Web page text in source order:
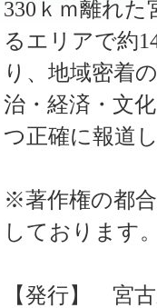
330ｋｍ離れ
るエリアで約
り、地域密着
治・経済・文
つ正確に報道
※著作権の都
しております
【発行】 宮